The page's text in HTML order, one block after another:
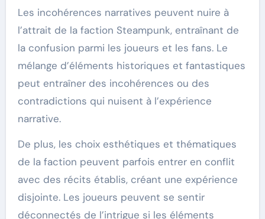
Les incohérences narratives peuvent nuire à
l’attrait de la faction Steampunk, entraînant de
la confusion parmi les joueurs et les fans. Le
mélange d’éléments historiques et fantastiques
peut entraîner des incohérences ou des
contradictions qui nuisent à l’expérience
narrative.
De plus, les choix esthétiques et thématiques
de la faction peuvent parfois entrer en conflit
avec des récits établis, créant une expérience
disjointe. Les joueurs peuvent se sentir
déconnectés de l’intrigue si les éléments